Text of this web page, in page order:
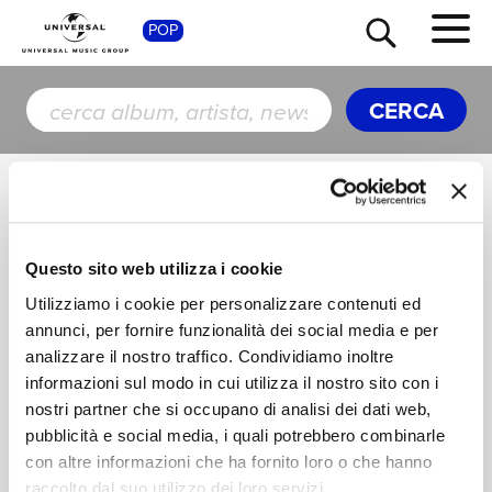
Questo sito web utilizza i cookie
Utilizziamo i cookie per personalizzare contenuti ed
annunci, per fornire funzionalità dei social media e per
analizzare il nostro traffico. Condividiamo inoltre
informazioni sul modo in cui utilizza il nostro sito con i
nostri partner che si occupano di analisi dei dati web,
pubblicità e social media, i quali potrebbero combinarle
con altre informazioni che ha fornito loro o che hanno
raccolto dal suo utilizzo dei loro servizi.
POP
CERCA
Artisti, Album, Brani, Tour e News all'interno di
tutto il catalogo Universal Music Italia.
SHOP
TOUR
NEWS
RICERCA
CHI SIAMO
CONTATTI